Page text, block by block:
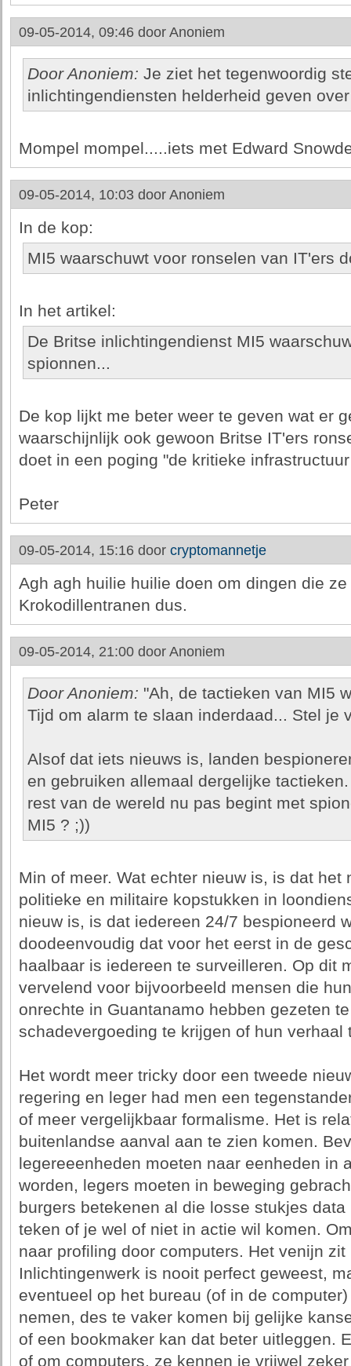
09-05-2014, 09:46 door Anoniem
Door Anoniem: Je ziet het tegenwoordig
inlichtingendiensten helderheid geven
Mompel mompel.....iets met Edward
09-05-2014, 10:03 door Anoniem
In de kop:
MI5 waarschuwt voor ronselen van IT'ers
In het artikel:
De Britse inlichtingendienst MI5
spionnen...
De kop lijkt me beter weer te geven wat er
waarschijnlijk ook gewoon Britse IT'ers
doet in een poging "de kritieke
Peter
09-05-2014, 15:16 door cryptomannetje
Agh agh huilie huilie doen om dingen die
Krokodillentranen dus.
09-05-2014, 21:00 door Anoniem
Door Anoniem: "Ah, de tactieken van MI5
Tijd om alarm te slaan inderdaad... Stel je
Alsof dat iets nieuws is, landen
en gebruiken allemaal dergelijke
rest van de wereld nu pas begint met
MI5 ? ;))
Min of meer. Wat echter nieuw is, is dat
politieke en militaire kopstukken in
nieuw is, is dat iedereen 24/7 bespioneerd
doodeenvoudig dat voor het eerst in de
haalbaar is iedereen te surveilleren. Op dit
vervelend voor bijvoorbeeld mensen die
onrechte in Guantanamo hebben gezeten
schadevergoeding te krijgen of hun verhaal
Het wordt meer tricky door een tweede
regering en leger had men een
of meer vergelijkbaar formalisme. Het is
buitenlandse aanval aan te zien komen.
legereeenheden moeten naar eenheden in
worden, legers moeten in beweging
burgers betekenen al die losse stukjes
teken of je wel of niet in actie wil komen.
naar profiling door computers. Het venijn
Inlichtingenwerk is nooit perfect geweest,
eventueel op het bureau (of in de
nemen, des te vaker komen bij gelijke
of een bookmaker kan dat beter uitleggen.
of om computers, ze kennen je vrijwel